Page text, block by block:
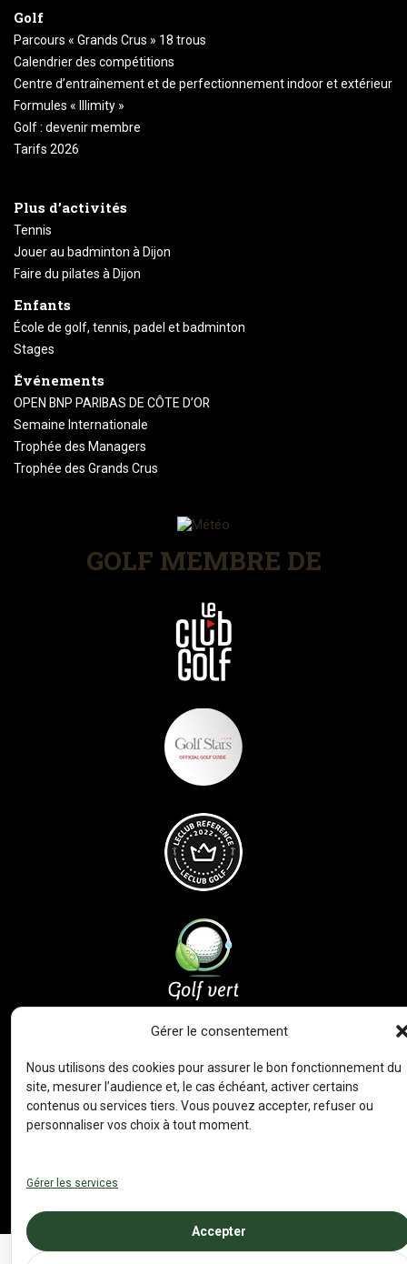
Gérer le consentement
Nous utilisons des cookies pour assurer le bon fonctionnement du
site, mesurer l’audience et, le cas échéant, activer certains
contenus ou services tiers. Vous pouvez accepter, refuser ou
personnaliser vos choix à tout moment.
Gérer les services
Accepter
Golf
Parcours « Grands Crus » 18 trous
Calendrier des compétitions
Centre d’entraînement et de perfectionnement indoor et extérieur
Formules « Illimity »
Golf : devenir membre
Tarifs 2026
Plus d’activités
Tennis
Jouer au badminton à Dijon
Faire du pilates à Dijon
Enfants
École de golf, tennis, padel et badminton
Stages
Événements
OPEN BNP PARIBAS DE CÔTE D’OR
Semaine Internationale
Trophée des Managers
Trophée des Grands Crus
GOLF MEMBRE DE
Mentions légales|
Conception / réalisation : Propulse